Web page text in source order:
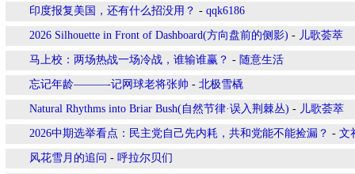
印度报复美国，还有什么招没用？ - qqk6186
2026 Silhouette in Front of Dashboard(方向盘前的侧影) - 儿歌荟萃
马上校：两场热战一场冷战，谁输谁赢？ - 随意生活
忘记年龄———-记网球老将张帅 - 北极雪橇
Natural Rhythms into Briar Bush(自然节律·误入荆棘丛) - 儿歌荟萃
2026中期选举看点：民主党自己先内耗，共和党能不能捡漏？ - 文
风花雪月的追问 - 呼拉尔贝们